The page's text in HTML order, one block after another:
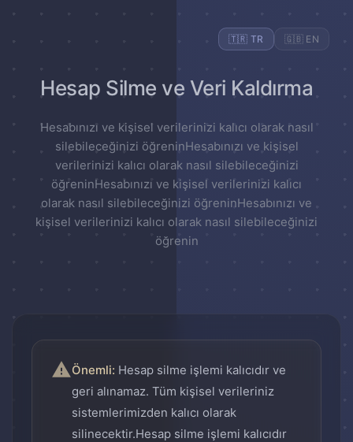
🇹🇷 TR 🇬🇧 EN
Hesap Silme ve Veri Kaldırma
Hesabınızı ve kişisel verilerinizi kalıcı olarak nasıl
silebileceğinizi öğreninHesabınızı ve kişisel
verilerinizi kalıcı olarak nasıl silebileceğinizi
öğreninHesabınızı ve kişisel verilerinizi kalıcı
olarak nasıl silebileceğinizi öğreninHesabınızı ve
kişisel verilerinizi kalıcı olarak nasıl silebileceğinizi
öğrenin
Önemli: Hesap silme işlemi kalıcıdır ve
geri alınamaz. Tüm kişisel verileriniz
sistemlerimizden kalıcı olarak
silinecektir.Hesap silme işlemi kalıcıdır